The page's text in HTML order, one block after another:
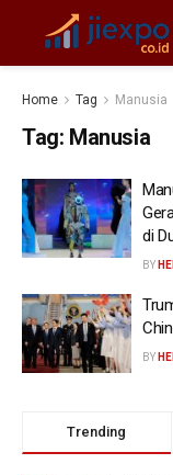
Home Tag Manusia
Tag: Manusia
di
BY
BY
Trending